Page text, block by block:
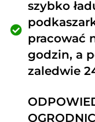
szybko
pracować
godzin, a
zaledwie